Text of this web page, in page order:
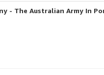
- The Australian Army In